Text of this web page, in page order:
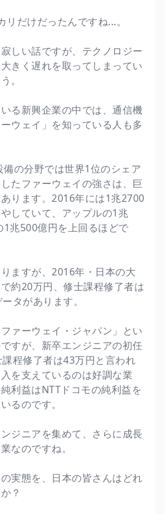
だけだったんですね...。
しい話ですが、テクノロジー
きく遅れを取ってしまってい
。
る新興企業の中では、通信機
ウェイ」を知っている人も多
の分野では世界1位のシェア
たファーウェイの強さは、巨
ります。2016年には1兆2700
していて、アップルの1兆
兆500億円を上回るほどで
ますが、2016年・日本の大
約20万円、修士課程修了者は
タがあります。
ァーウェイ・ジャパン」とい
すが、新卒エンジニアの初任
程修了者は43万円と言われ
を支えているのは好調な業
利益はNTTドコモの純利益を
るのです。
ジニアを集めて、さらに成長
なのですね。
実態を、日本の皆さんはどれ
？